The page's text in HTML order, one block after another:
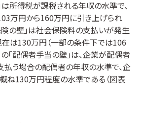
は所得税が課税される年収の水準で、
万円から160万円に引き上げられ
険の壁」は社会保険料の支払いが発生
は130万円（一部の条件下では106
の「配偶者手当の壁」は、企業が配偶者
払う場合の配偶者の年収の水準で、企
ね130万円程度の水準である（図表